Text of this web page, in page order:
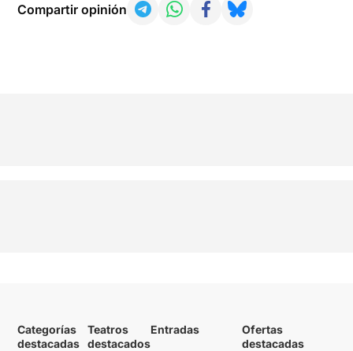
Compartir opinión
Categorías
destacadas
Teatros
destacados
Entradas
Ofertas
destacadas